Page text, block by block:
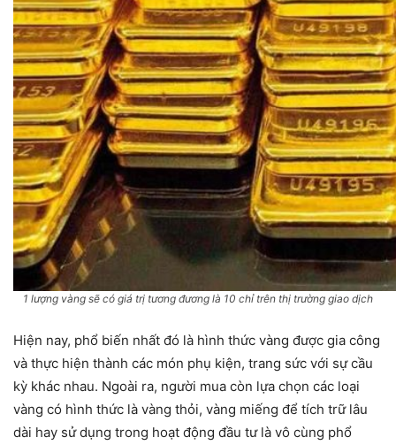
1 lượng vàng sẽ có giá trị tương đương là 10 chỉ trên thị trường giao dịch
Hiện nay, phổ biến nhất đó là hình thức vàng được gia công
và thực hiện thành các món phụ kiện, trang sức với sự cầu
kỳ khác nhau. Ngoài ra, người mua còn lựa chọn các loại
vàng có hình thức là vàng thỏi, vàng miếng để tích trữ lâu
dài hay sử dụng trong hoạt động đầu tư là vô cùng phổ